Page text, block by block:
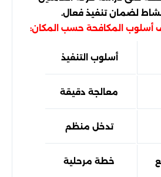
لضمان تنفيذ فعال.
أسلوب المكافحة حسب المكان:
أسلوب التنفيذ
معالجة دقيقة
تدخل منظم
خطة مرحلية